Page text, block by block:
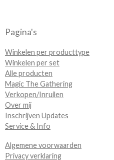
n
a
r
a
m
a
b
o
k
Pagina's
Winkelen per producttype
Winkelen per set
Alle producten
Magic The Gathering
Verkopen/Inruilen
Over mij
Inschrijven Updates
Service & Info
Algemene voorwaarden
Privacy verklaring